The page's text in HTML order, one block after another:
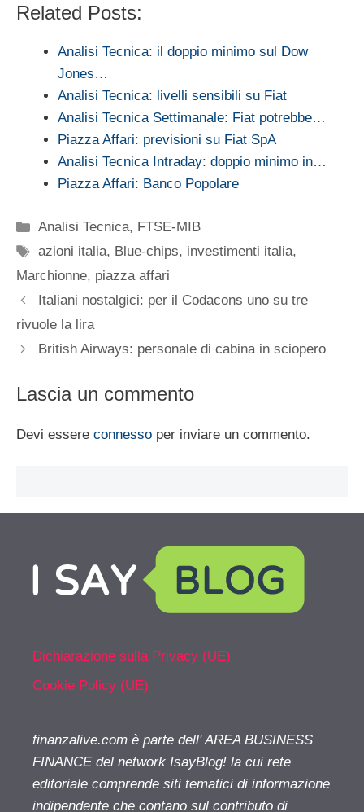
Related Posts:
Analisi Tecnica: il doppio minimo sul Dow
Jones…
Analisi Tecnica: livelli sensibili su Fiat
Analisi Tecnica Settimanale: Fiat potrebbe…
Piazza Affari: previsioni su Fiat SpA
Analisi Tecnica Intraday: doppio minimo in…
Piazza Affari: Banco Popolare
Categorie
Analisi Tecnica, FTSE-MIB
Tag
azioni italia, Blue-chips, investimenti italia,
Marchionne, piazza affari
Italiani nostalgici: per il Codacons uno su tre
rivuole la lira
British Airways: personale di cabina in sciopero
Lascia un commento
Devi essere connesso per inviare un commento.
Dichiarazione sulla Privacy (UE)
Cookie Policy (UE)
finanzalive.com è parte dell' AREA BUSINESS
FINANCE del network IsayBlog! la cui rete
editoriale comprende siti tematici di informazione
indipendente che contano sul contributo di